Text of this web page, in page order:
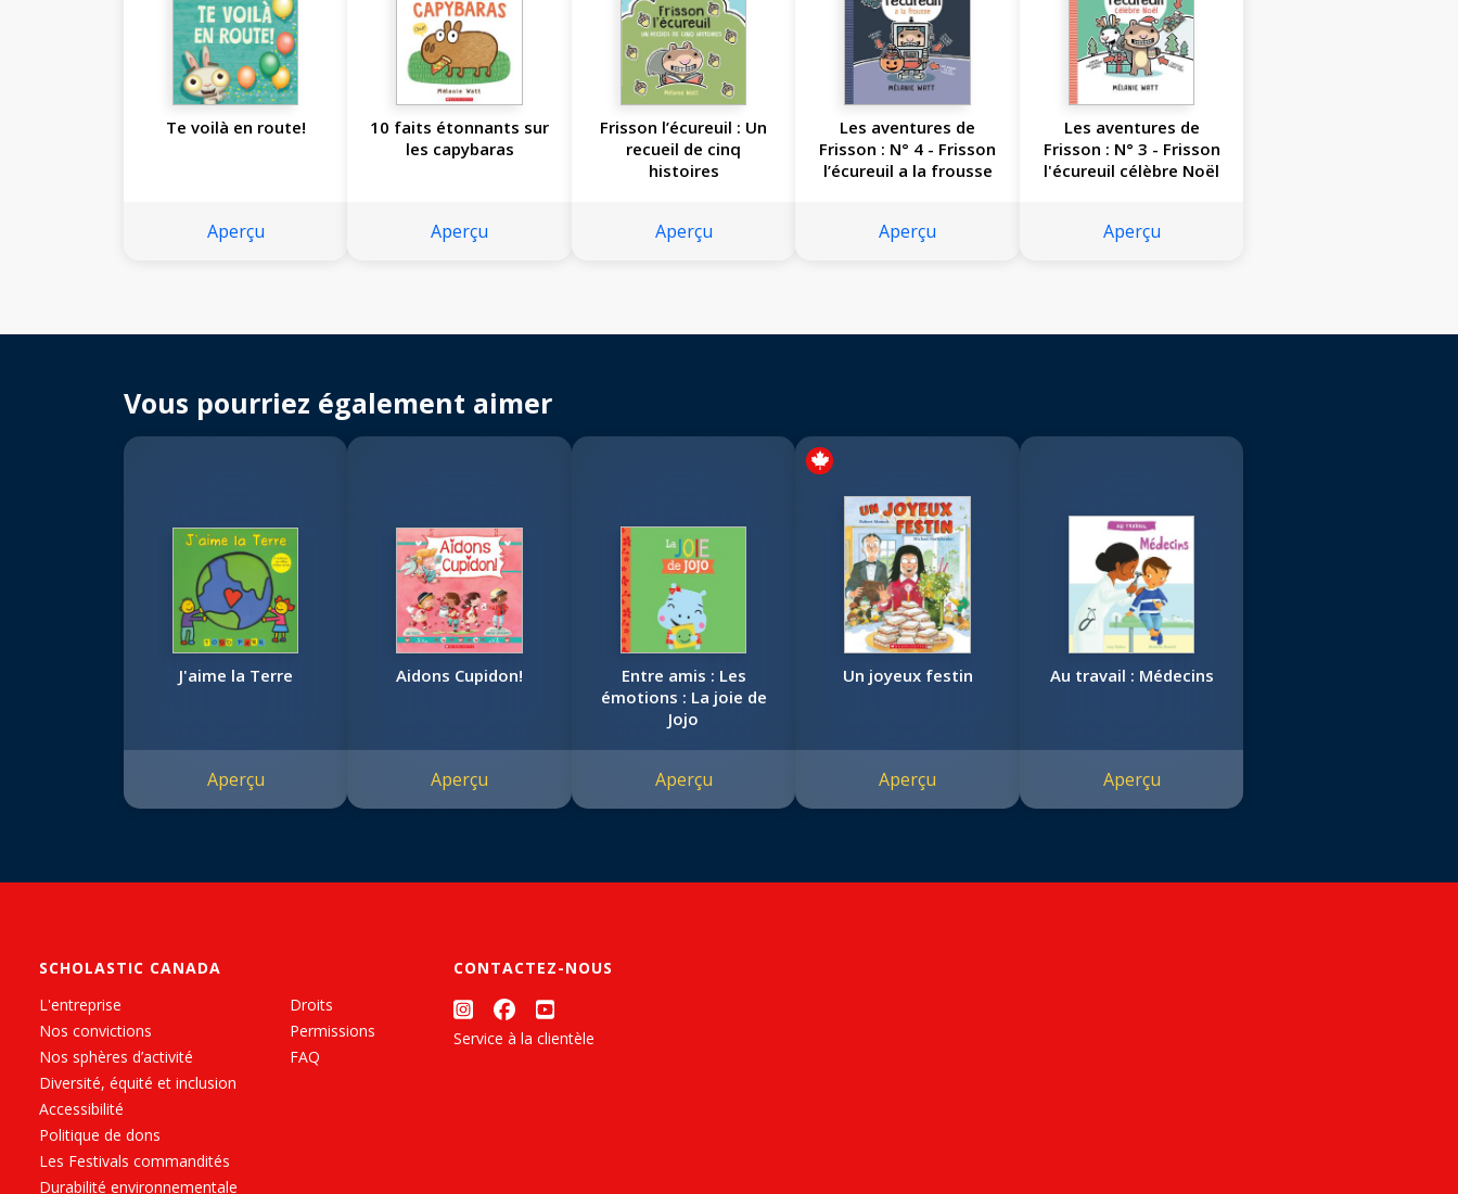
Te voilà en route!
Aperçu
10 faits étonnants sur
les capybaras
Aperçu
Frisson l’écureuil : Un
recueil de cinq
histoires
Aperçu
Les aventures de
Frisson : N° 4 - Frisson
l’écureuil a la frousse
Aperçu
Les aventures de
Frisson : N° 3 - Frisson
l'écureuil célèbre Noël
Aperçu
Vous pourriez également aimer
J'aime la Terre
Aperçu
Aidons Cupidon!
Aperçu
Entre amis : Les
émotions : La joie de
Jojo
Aperçu
Un joyeux festin
Aperçu
Au travail : Médecins
Aperçu
SCHOLASTIC CANADA
L'entreprise
Nos convictions
Nos sphères d’activité
Diversité, équité et inclusion
Accessibilité
Politique de dons
Les Festivals commandités
Durabilité environnementale
Droits
Permissions
FAQ
CONTACTEZ-NOUS
Service à la clientèle